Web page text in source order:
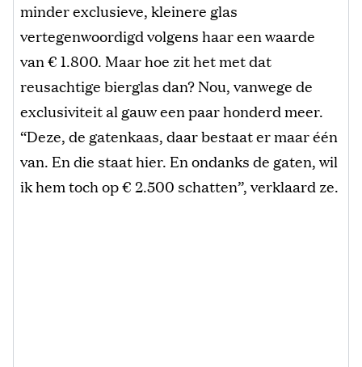
minder exclusieve, kleinere glas
vertegenwoordigd volgens haar een waarde
van € 1.800. Maar hoe zit het met dat
reusachtige bierglas dan? Nou, vanwege de
exclusiviteit al gauw een paar honderd meer.
“Deze, de gatenkaas, daar bestaat er maar één
van. En die staat hier. En ondanks de gaten, wil
ik hem toch op € 2.500 schatten”, verklaard ze.